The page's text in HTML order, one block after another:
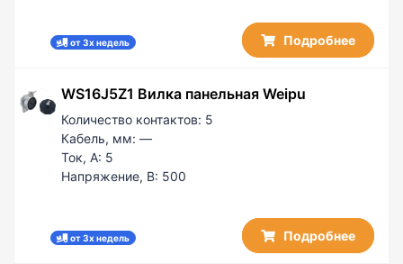
от 3х недель Подробнее
WS16J5Z1 Вилка панельная Weipu
Количество контактов: 5
Кабель, мм: —
Ток, А: 5
Напряжение, В: 500
от 3х недель Подробнее